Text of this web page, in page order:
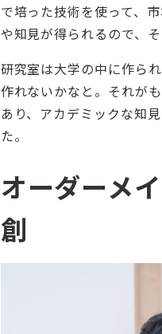
で培った技術を使って、
や知見が得られるので、
研究室は大学の中に作ら
作れないかなと。それが
あり、アカデミックな知
た。
オーダーメ
創